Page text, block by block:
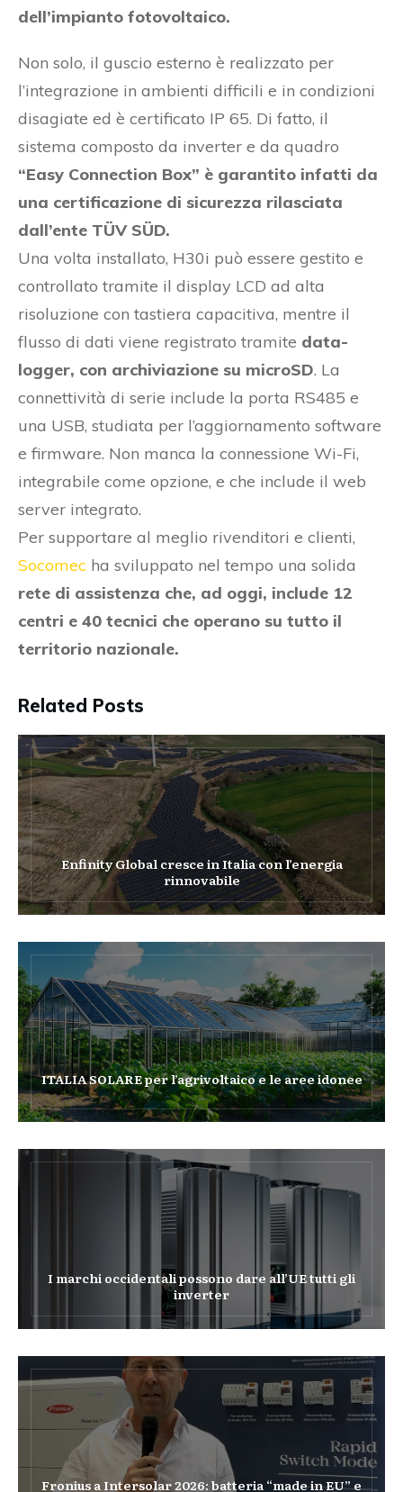
dell’impianto fotovoltaico.
Non solo, il guscio esterno è realizzato per
l’integrazione in ambienti difficili e in condizioni
disagiate ed è certificato IP 65. Di fatto, il
sistema composto da inverter e da quadro
“Easy Connection Box” è garantito infatti da
una certificazione di sicurezza rilasciata
dall’ente TÜV SÜD.
Una volta installato, H30i può essere gestito e
controllato tramite il display LCD ad alta
risoluzione con tastiera capacitiva, mentre il
flusso di dati viene registrato tramite data-
logger, con archiviazione su microSD. La
connettività di serie include la porta RS485 e
una USB, studiata per l’aggiornamento software
e firmware. Non manca la connessione Wi-Fi,
integrabile come opzione, e che include il web
server integrato.
Per supportare al meglio rivenditori e clienti,
Socomec ha sviluppato nel tempo una solida
rete di assistenza che, ad oggi, include 12
centri e 40 tecnici che operano su tutto il
territorio nazionale.
Related Posts
Enfinity Global cresce in Italia con l’energia
rinnovabile
ITALIA SOLARE per l’agrivoltaico e le aree idonee
I marchi occidentali possono dare all’UE tutti gli
inverter
Fronius a Intersolar 2026: batteria “made in EU” e